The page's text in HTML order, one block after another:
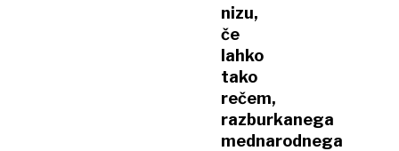
nizu,
če
lahko
tako
rečem,
razburkanega
mednarodnega